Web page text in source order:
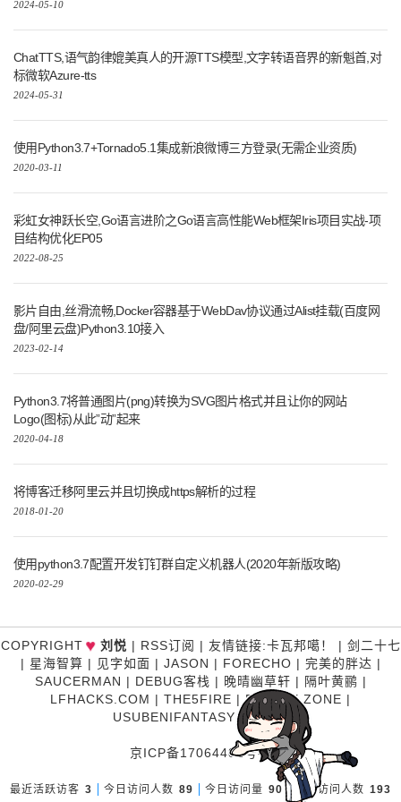
2024-05-10
ChatTTS,语气韵律媲美真人的开源TTS模型,文字转语音界的新魁首,对
标微软Azure-tts
2024-05-31
使用Python3.7+Tornado5.1集成新浪微博三方登录(无需企业资质)
2020-03-11
彩虹女神跃长空,Go语言进阶之Go语言高性能Web框架Iris项目实战-项
目结构优化EP05
2022-08-25
影片自由,丝滑流畅,Docker容器基于WebDav协议通过Alist挂载(百度网
盘/阿里云盘)Python3.10接入
2023-02-14
Python3.7将普通图片(png)转换为SVG图片格式并且让你的网站
Logo(图标)从此”动”起来
2020-04-18
将博客迁移阿里云并且切换成https解析的过程
2018-01-20
使用python3.7配置开发钉钉群自定义机器人(2020年新版攻略)
2020-02-29
COPYRIGHT♥ 刘悦 | RSS订阅 | 友情链接:卡瓦邦噶！ | 剑二十七
| 星海智算 | 见字如面 | JASON | FORECHO | 完美的胖达 |
SAUCERMAN | DEBUG客栈 | 晚晴幽草轩 | 隔叶黄鹂 |
LFHACKS.COM | THE5FIRE |P3TERX ZONE |
USUBENIFANTASY|糊涂说
京ICP备17064481号-1
最近活跃访客 3 今日访问人数 89 今日访问量 90 昨日访问人数 193